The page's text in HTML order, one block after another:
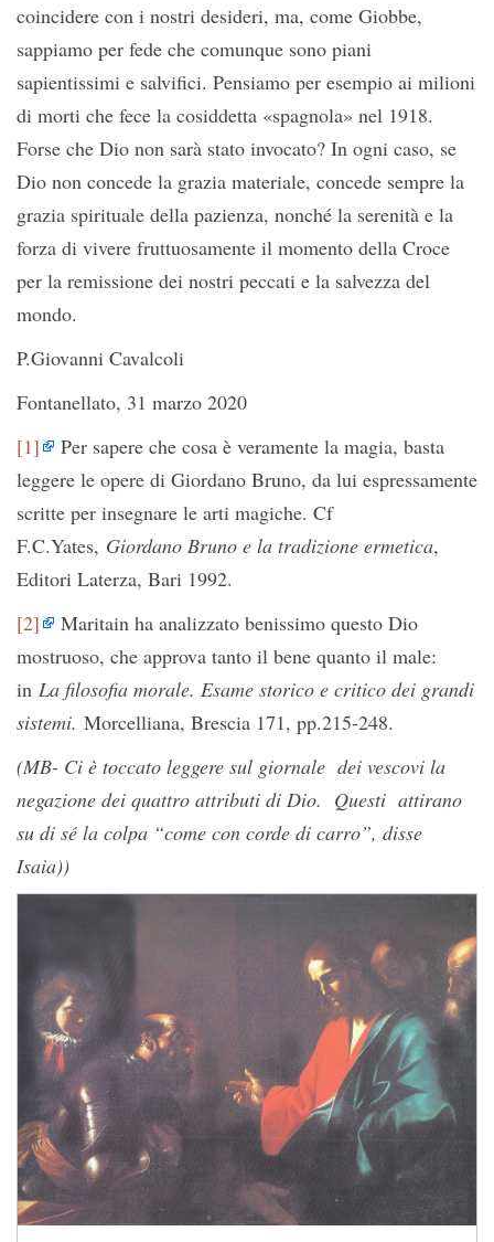
coincidere con i nostri desideri, ma, come Giobbe,
sappiamo per fede che comunque sono piani
sapientissimi e salvifici. Pensiamo per esempio ai milioni
di morti che fece la cosiddetta «spagnola» nel 1918.
Forse che Dio non sarà stato invocato? In ogni caso, se
Dio non concede la grazia materiale, concede sempre la
grazia spirituale della pazienza, nonché la serenità e la
forza di vivere fruttuosamente il momento della Croce
per la remissione dei nostri peccati e la salvezza del
mondo.
P.Giovanni Cavalcoli
Fontanellato, 31 marzo 2020
[1]
Per sapere che cosa è veramente la magia, basta
leggere le opere di Giordano Bruno, da lui espressamente
scritte per insegnare le arti magiche. Cf
F.C.Yates, Giordano Bruno e la tradizione ermetica,
Editori Laterza, Bari 1992.
[2]
Maritain ha analizzato benissimo questo Dio
mostruoso, che approva tanto il bene quanto il male:
in La filosofia morale. Esame storico e critico dei grandi
sistemi. Morcelliana, Brescia 171, pp.215-248.
(MB- Ci è toccato leggere sul giornale dei vescovi la
negazione dei quattro attributi di Dio. Questi attirano
su di sé la colpa “come con corde di carro”, disse
Isaia))